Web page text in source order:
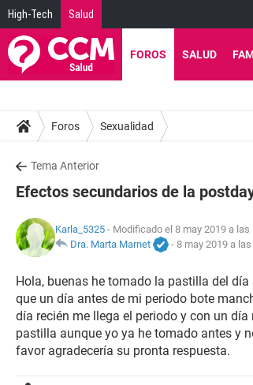
High-Tech Salud
FOROS SALUD
Foros Sexualidad
Tema Anterior
Efectos secundarios de la
Karla_5325 - Modificado el 8 may 2019 a las
Dra. Marta Marnet
- 8 may 2019 a las
Hola, buenas he tomado la pastilla del
que un día antes de mi periodo bote
día recién me llega el periodo y con un
pastilla aunque yo ya he tomado antes y
favor agradecería su pronta respuesta.